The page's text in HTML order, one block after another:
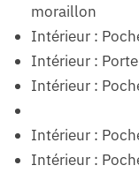
moraillon
Intérieur :
Intérieur :
Intérieur :
Intérieur :
Intérieur :